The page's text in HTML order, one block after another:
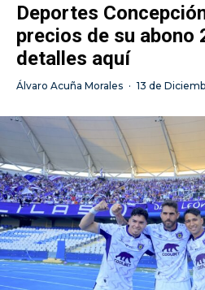
Deportes
precios de su abono
detalles aquí
Álvaro Acuña Morales · 13 de